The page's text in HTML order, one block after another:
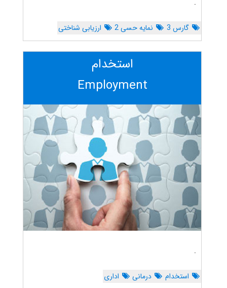
.
گارس 3 نمایه حسی 2 ارزیابی شناختی
استخدام
Employment
.
استخدام درمانی اداری